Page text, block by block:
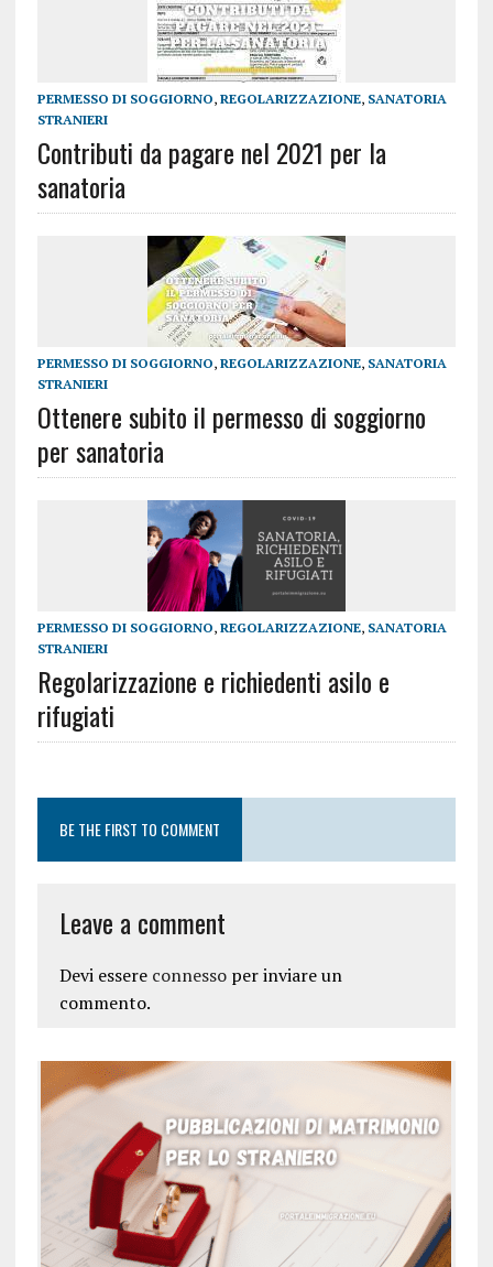
PERMESSO DI SOGGIORNO, REGOLARIZZAZIONE, SANATORIA
STRANIERI
Contributi da pagare nel 2021 per la
sanatoria
PERMESSO DI SOGGIORNO, REGOLARIZZAZIONE, SANATORIA
STRANIERI
Ottenere subito il permesso di soggiorno
per sanatoria
PERMESSO DI SOGGIORNO, REGOLARIZZAZIONE, SANATORIA
STRANIERI
Regolarizzazione e richiedenti asilo e
rifugiati
BE THE FIRST TO COMMENT
Leave a comment
Devi essere connessoper inviare un
commento.